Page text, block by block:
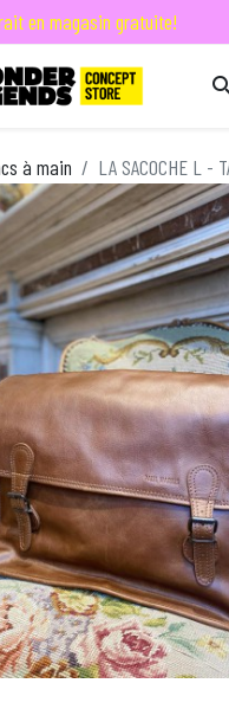
en magasin gratuite!
à main LA SACOCHE L -